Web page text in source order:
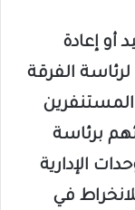
أو إعادة
الفرقة
برئاسة
الإدارية
في